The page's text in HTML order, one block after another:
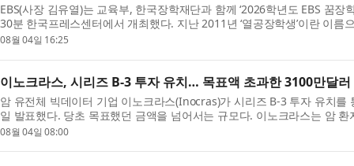
EBS(사장 김유열)는 교육부, 한국장학재단과 함께 ‘2026학년도 EBS 꿈장
30분 한국프레스센터에서 개최했다. 지난 2011년 ‘열공장학생’이란 이름
까지 16년간 총 298명의 장학생을 배출했다. 선발 ...
08월 04일 16:25
이노크라스, 시리즈 B-3 투자 유치… 목표액 초과한 3100만달러
암 유전체 빅데이터 기업 이노크라스(Inocras)가 시리즈 B-3 투자 유치를
일 발표했다. 당초 목표했던 금액을 넘어서는 규모다. 이노크라스는 암
바이오인포매틱스 기술로 분석해 암 진단과 치료 결...
08월 04일 08:00